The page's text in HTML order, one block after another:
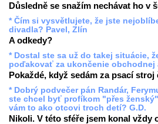
Důsledně se snažím nechávat ho v
* Čím si vysvětlujete, že jste
divadla? Pavel, Zlín
A odkedy?
* Dostal ste sa už do takej situácie,
poďakovať za ukončenie obchodnej
Pokaždé, když sedám za psací stroj
* Dobrý podvečer pán Randár,
ste chcel byť profíkom "přes
vám to ako otcovi troch detí? G.D.
Nikoli. V této sféře jsem konal vždy